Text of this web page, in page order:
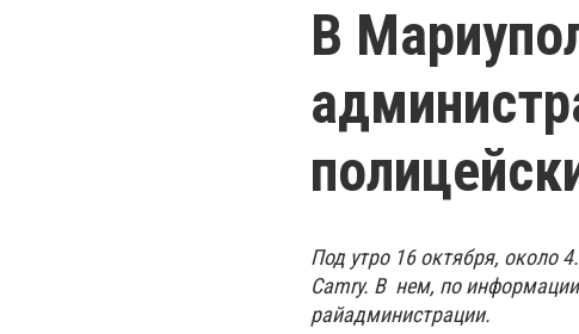
В
Под утро 16 октября, около
Camry. В нем, по информации
райадминистрации.